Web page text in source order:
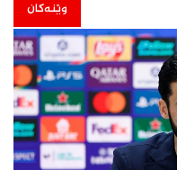
وێنەکان